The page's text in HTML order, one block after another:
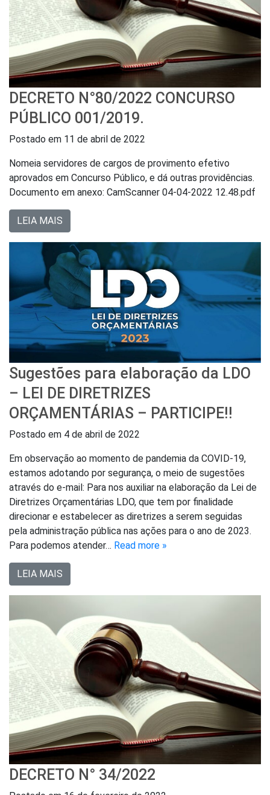
DECRETO N°80/2022 CONCURSO
PÚBLICO 001/2019.
Postado em 11 de abril de 2022
Nomeia servidores de cargos de provimento efetivo
aprovados em Concurso Público, e dá outras providências.
Documento em anexo: CamScanner 04-04-2022 12.48.pdf
LEIA MAIS
Sugestões para elaboração da LDO
– LEI DE DIRETRIZES
ORÇAMENTÁRIAS – PARTICIPE!!
Postado em 4 de abril de 2022
Em observação ao momento de pandemia da COVID-19,
estamos adotando por segurança, o meio de sugestões
através do e-mail: Para nos auxiliar na elaboração da Lei de
Diretrizes Orçamentárias LDO, que tem por finalidade
direcionar e estabelecer as diretrizes a serem seguidas
pela administração pública nas ações para o ano de 2023.
Para podemos atender… Read more »
LEIA MAIS
DECRETO N° 34/2022